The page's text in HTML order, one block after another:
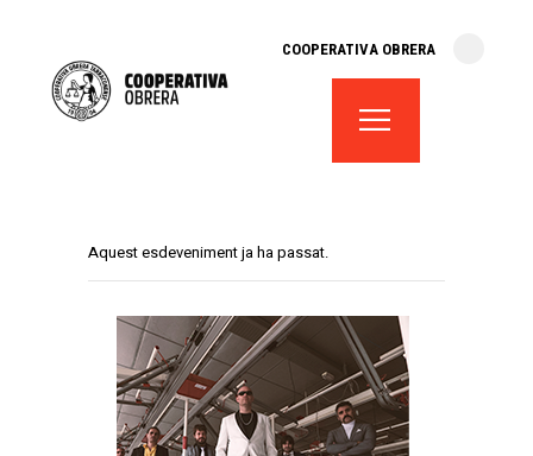
COOPERATIVA OBRERA
fes-te soci
lloguer d’espais
Aquest esdeveniment ja ha passat.